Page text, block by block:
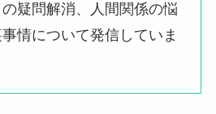
疑問解消、人間関係の悩
情について発信していま